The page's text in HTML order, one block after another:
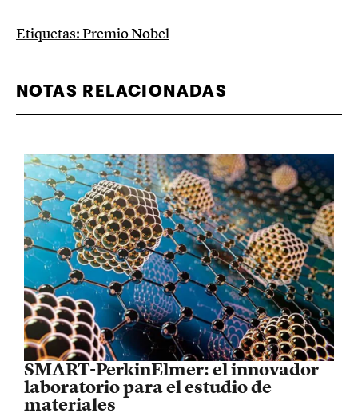
Etiquetas:Premio Nobel
NOTAS RELACIONADAS
SMART-PerkinElmer: el innovador
laboratorio para el estudio de
materiales